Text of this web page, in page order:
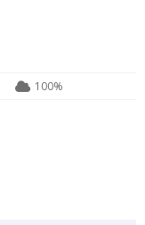
100%